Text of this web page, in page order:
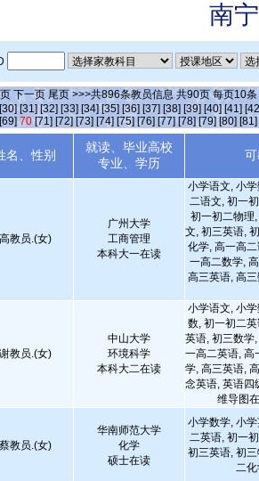
南
下一页 尾页 >>>共896条教员信息 共90页 每页10条
[30] [31] [32] [33] [34] [35] [36] [37] [38] [39] [40] [41]
[69] 70 [71] [72] [73] [74] [75] [76] [77] [78] [79] [80] [81]
名、性别
就读、毕业高校
专业、学历
高教员.(女)
广州大学
工商管理
本科大一在读
小学语文, 小
二语文, 初一
初一初二物理
文, 初三英语,
化学, 高一高
一高二数学,
高三英语, 高
谢教员.(女)
中山大学
环境科学
本科大二在读
小学语文, 小
数, 初一初二
英语, 初三数学
一高二英语, 高
学, 高三英语,
念英语, 英语四
维导图
蔡教员.(女)
华南师范大学
化学
硕士在读
小学数学, 小
二英语, 初一
初三英语, 初
二